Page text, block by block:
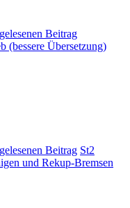
(bessere Übersetzung)
St2
und Rekup-Bremsen